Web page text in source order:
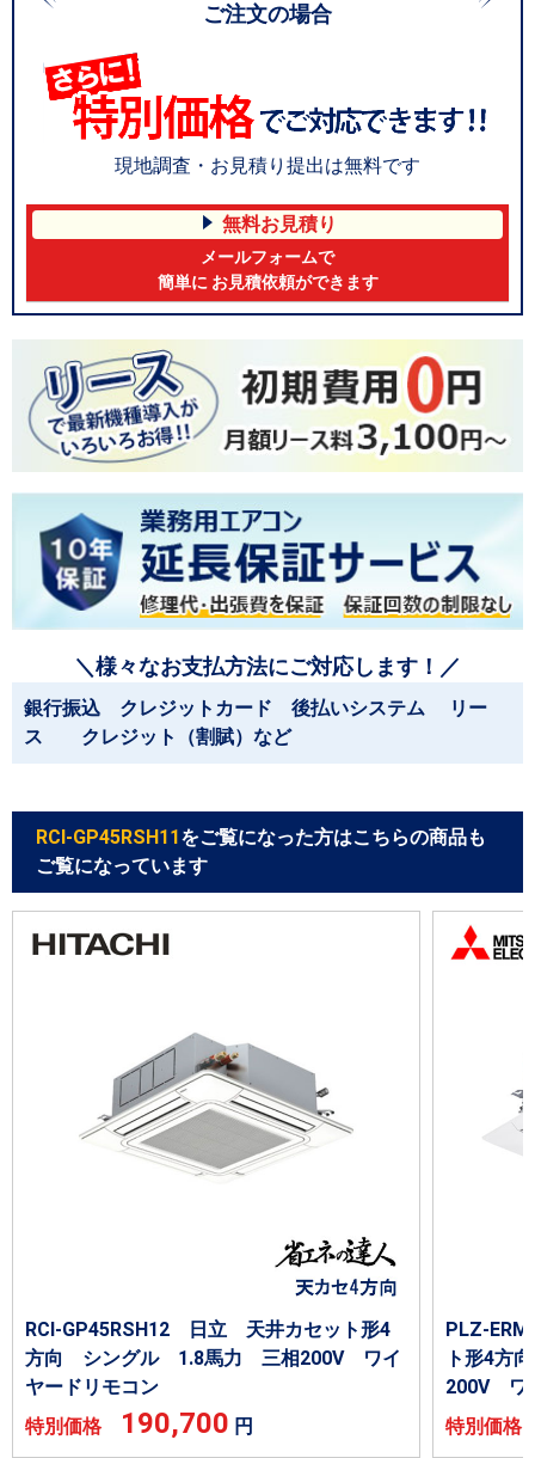
ご注文の場合
現地調査・お見積り提出は無料です
無料お見積り
メールフォームで
簡単に お見積依頼ができます
＼様々なお支払方法にご対応します！／
銀行振込 クレジットカード 後払いシステム リー
ス クレジット（割賦）など
RCI-GP45RSH11 をご覧になった方はこちらの商品も
ご覧になっています
RCI-GP45RSH12 日立 天井カセット形4
方向 シングル 1.8馬力 三相200V ワイ
ヤードリモコン
特別価格
190,700 円
PLZ-
ト形4方
200V ワ
特別価